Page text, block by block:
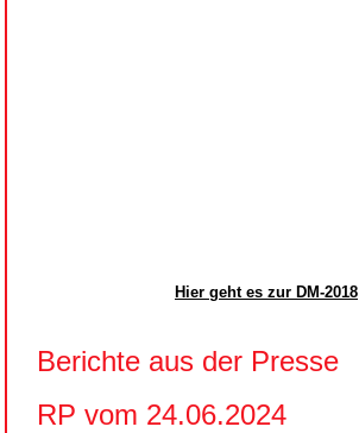
Hier geht es zur DM-2018
Berichte aus der Presse
RP vom 24.06.2024